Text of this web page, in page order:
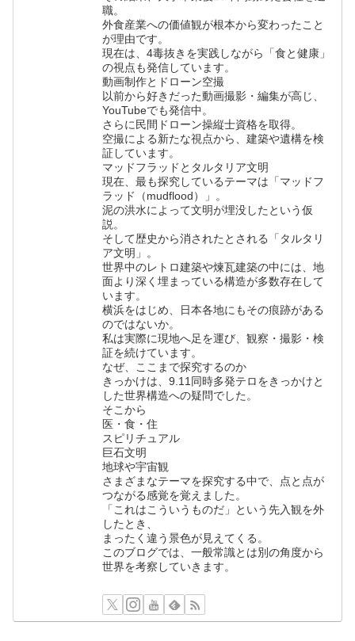
職。
外食産業への価値観が根本から変わったこと
が理由です。
現在は、4毒抜きを実践しながら「食と健康」
の視点も発信しています。
動画制作とドローン空撮
以前から好きだった動画撮影・編集が高じ、
YouTubeでも発信中。
さらに民間ドローン操縦士資格を取得。
空撮による新たな視点から、建築や遺構を検
証しています。
マッドフラッドとタルタリア文明
現在、最も探究しているテーマは「マッドフ
ラッド（mudflood）」。
泥の洪水によって文明が埋没したという仮
説。
そして歴史から消されたとされる「タルタリ
ア文明」。
世界中のレトロ建築や煉瓦建築の中には、地
面より深く埋まっている構造が多数存在して
います。
横浜をはじめ、日本各地にもその痕跡がある
のではないか。
私は実際に現地へ足を運び、観察・撮影・検
証を続けています。
なぜ、ここまで探究するのか
きっかけは、9.11同時多発テロをきっかけと
した世界構造への疑問でした。
そこから
医・食・住
スピリチュアル
巨石文明
地球や宇宙観
さまざまなテーマを探究する中で、点と点が
つながる感覚を覚えました。
「これはこういうものだ」という先入観を外
したとき、
まったく違う景色が見えてくる。
このブログでは、一般常識とは別の角度から
世界を考察していきます。